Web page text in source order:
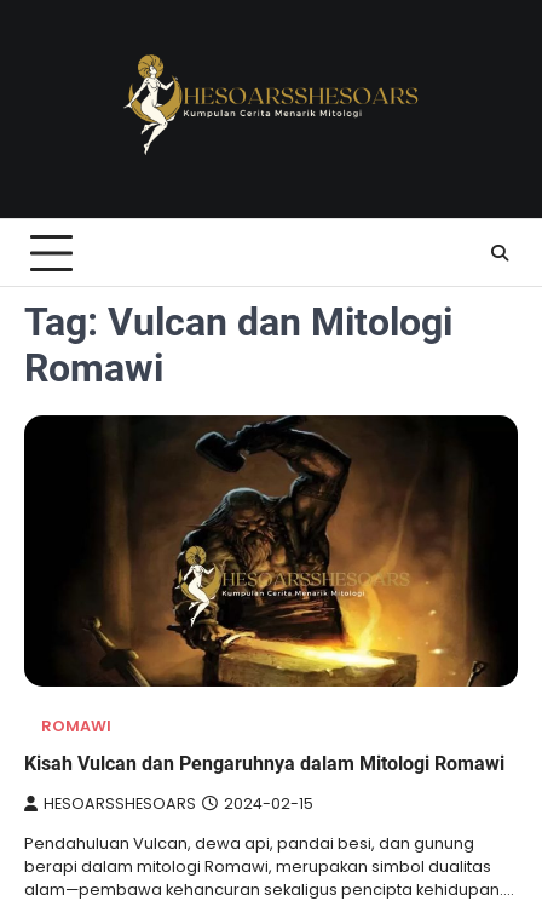
Tag: Vulcan dan Mitologi
Romawi
ROMAWI
Kisah Vulcan dan Pengaruhnya dalam Mitologi Romawi
HESOARSSHESOARS 2024-02-15
Pendahuluan Vulcan, dewa api, pandai besi, dan gunung
berapi dalam mitologi Romawi, merupakan simbol dualitas
alam—pembawa kehancuran sekaligus pencipta kehidupan.…